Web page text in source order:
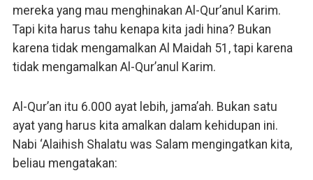
mereka yang mau menghinakan Al-Qur’anul Karim.
Tapi kita harus tahu kenapa kita jadi hina? Bukan
karena tidak mengamalkan Al Maidah 51, tapi karena
tidak mengamalkan Al-Qur’anul Karim.
Al-Qur’an itu 6.000 ayat lebih, jama’ah. Bukan satu
ayat yang harus kita amalkan dalam kehidupan ini.
Nabi ‘Alaihish Shalatu was Salam mengingatkan kita,
beliau mengatakan: